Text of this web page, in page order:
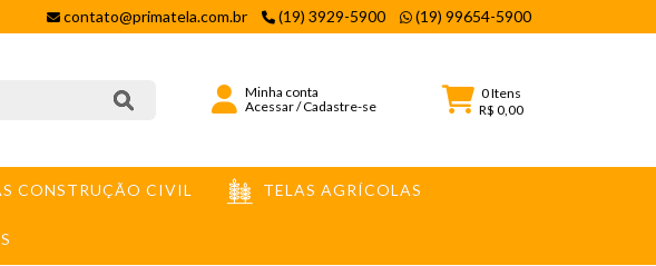
contato@primatela.com.br (19) 3929-5900 (19) 99654-5900
Minha conta
Acessar/Cadastre-se
0Itens
R$ 0,00
CONSTRUÇÃO CIVIL TELAS AGRÍCOLAS
ALT.1,20M - PREÇO POR METRO